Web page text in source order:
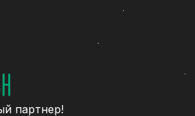
внимание на несколько
партнер!